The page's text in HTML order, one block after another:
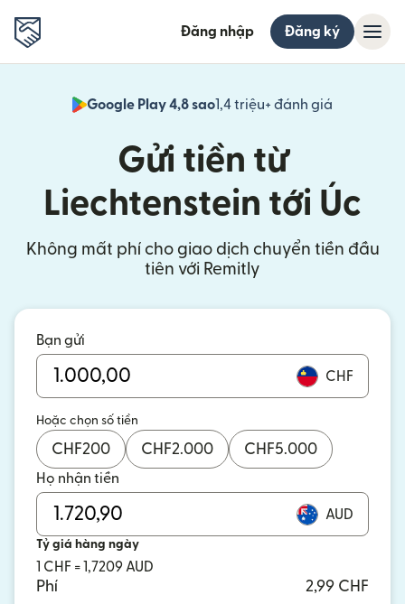
Đăng nhập Đăng ký
Google Play 4,8 sao1,4 triệu+ đánh giá
Gửi tiền từ
Liechtenstein tới Úc
Không mất phí cho giao dịch chuyển tiền đầu
tiên với Remitly
Bạn gửi
CHF
Hoặc chọn số tiền
CHF200 CHF2.000 CHF5.000
Họ nhận tiền
AUD
Tỷ giá hàng ngày
1 CHF = 1,7209 AUD
Phí
2,99 CHF